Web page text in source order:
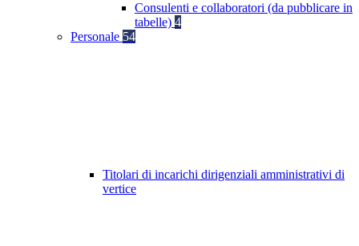
Consulenti e collaboratori (da pubblicare in
tabelle) 4
Personale 54
Titolari di incarichi dirigenziali amministrativi di
vertice